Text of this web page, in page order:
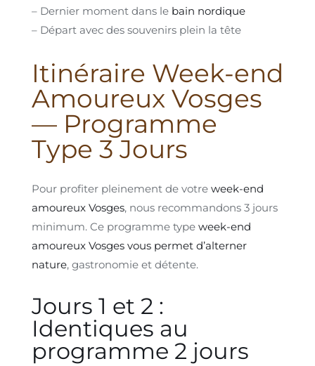
– Dernier moment dans le bain nordique
– Départ avec des souvenirs plein la tête
Itinéraire Week-end
Amoureux Vosges
— Programme
Type 3 Jours
Pour profiter pleinement de votre week-end
amoureux Vosges, nous recommandons 3 jours
minimum. Ce programme type week-end
amoureux Vosges vous permet d’alterner
nature, gastronomie et détente.
Jours 1 et 2 :
Identiques au
programme 2 jours